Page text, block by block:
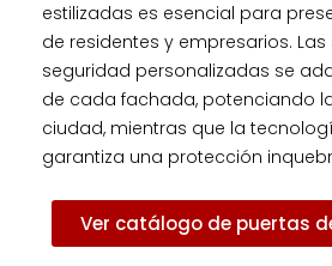
estilizadas es esencial para
de residentes y empresarios.
seguridad personalizadas se
de cada fachada, potenciando
ciudad, mientras que la
garantiza una protección
Ver catálogo de puertas